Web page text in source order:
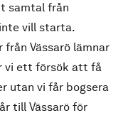
samtal från
vill starta.
från Vässarö lämnar
vi ett försök att få
utan vi får bogsera
till Vässarö för